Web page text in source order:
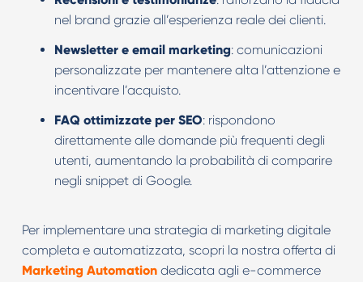
nel brand grazie all’esperienza reale dei clienti.
Newsletter e email marketing: comunicazioni
personalizzate per mantenere alta l’attenzione e
incentivare l’acquisto.
FAQ ottimizzate per SEO: rispondono
direttamente alle domande più frequenti degli
utenti, aumentando la probabilità di comparire
negli snippet di Google.
Per implementare una strategia di marketing digitale
completa e automatizzata, scopri la nostra offerta di
Marketing Automationdedicata agli e-commerce